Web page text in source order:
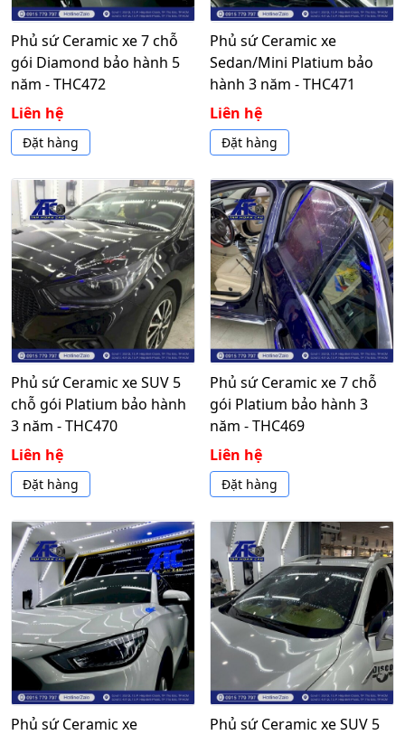
Phủ sứ Ceramic xe 7 chỗ
gói Diamond bảo hành 5
năm - THC472
Liên hệ
Đặt hàng
Phủ sứ Ceramic xe
Sedan/Mini Platium bảo
hành 3 năm - THC471
Liên hệ
Đặt hàng
Phủ sứ Ceramic xe SUV 5
chỗ gói Platium bảo hành
3 năm - THC470
Liên hệ
Đặt hàng
Phủ sứ Ceramic xe 7 chỗ
gói Platium bảo hành 3
năm - THC469
Liên hệ
Đặt hàng
Phủ sứ Ceramic xe
Phủ sứ Ceramic xe SUV 5